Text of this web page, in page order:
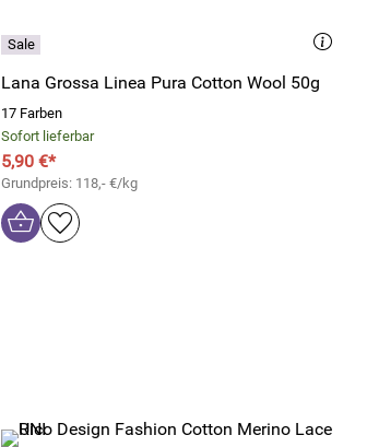
Lana Grossa Linea Pura Cotton Wool 50g
17 Farben
Sofort lieferbar
5,90 €*
Grundpreis: 118,- €/kg